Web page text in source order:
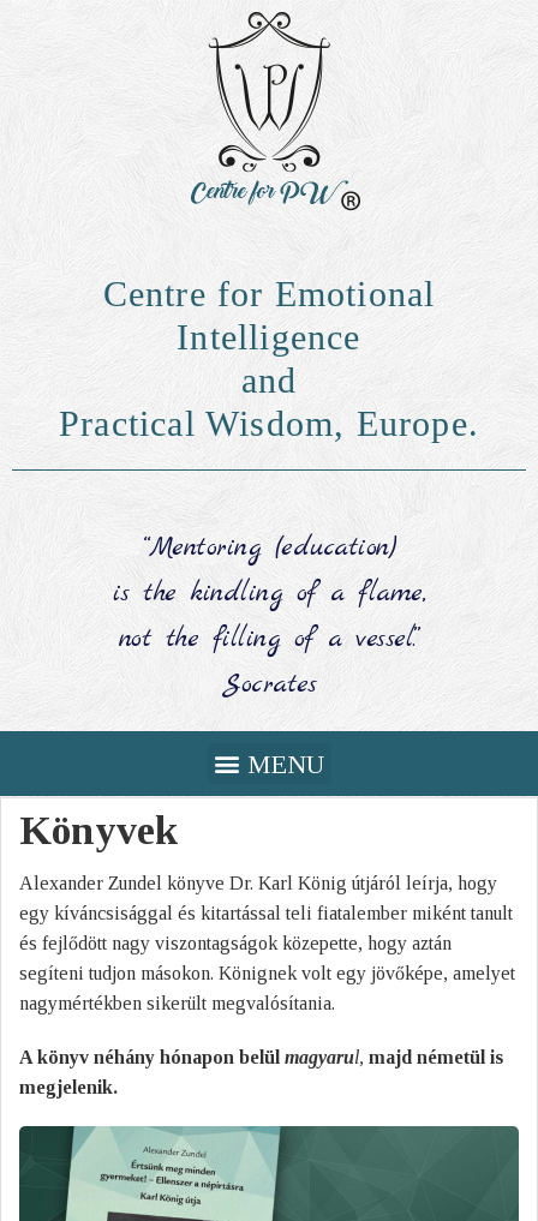
Centre for Emotional
Intelligence
and
Practical Wisdom, Europe.
“Mentoring (education)
is the kindling of a flame,
not the filling of a vessel.”
Socrates
Könyvek
Alexander Zundel könyve Dr. Karl König útjáról leírja, hogy
egy kíváncsisággal és kitartással teli fiatalember miként tanult
és fejlődött nagy viszontagságok közepette, hogy aztán
segíteni tudjon másokon. Könignek volt egy jövőképe, amelyet
nagymértékben sikerült megvalósítania.
A könyv néhány hónapon belül magyarul, majd németül is
megjelenik.